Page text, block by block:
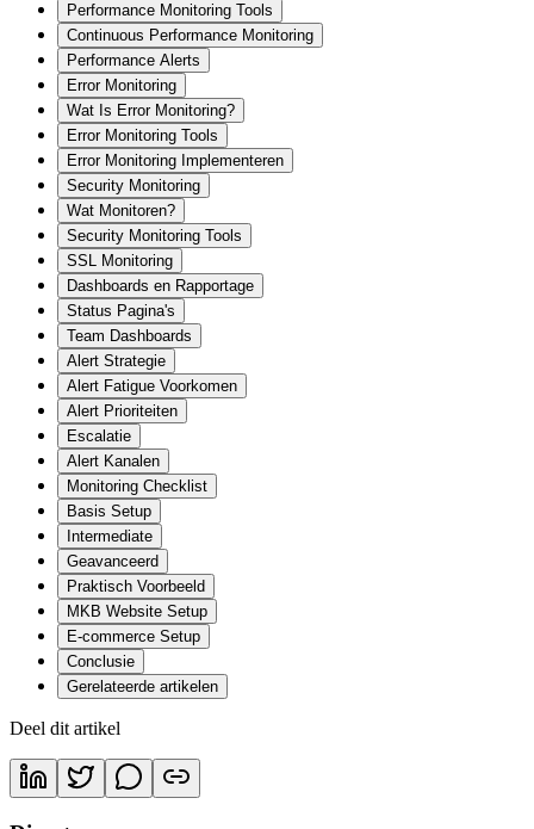
Performance Monitoring Tools
Continuous Performance Monitoring
Performance Alerts
Error Monitoring
Wat Is Error Monitoring?
Error Monitoring Tools
Error Monitoring Implementeren
Security Monitoring
Wat Monitoren?
Security Monitoring Tools
SSL Monitoring
Dashboards en Rapportage
Status Pagina's
Team Dashboards
Alert Strategie
Alert Fatigue Voorkomen
Alert Prioriteiten
Escalatie
Alert Kanalen
Monitoring Checklist
Basis Setup
Intermediate
Geavanceerd
Praktisch Voorbeeld
MKB Website Setup
E-commerce Setup
Conclusie
Gerelateerde artikelen
Deel dit artikel